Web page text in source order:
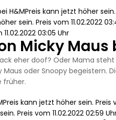
kann jetzt höher sein.
sein. Preis vom 11.02.2022
03:05 Uhr
Micky Maus
eher doof? Oder Mama
oder Snoopy begeistern.
früher.
kann jetzt höher sein. Preis
Preis vom 11.02.2022 02:59